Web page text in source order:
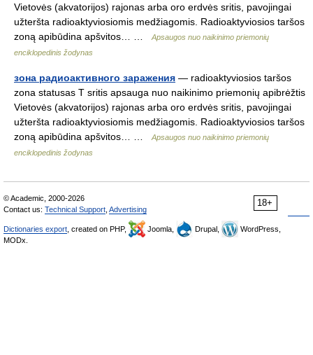
Vietovės (akvatorijos) rajonas arba oro erdvės sritis, pavojingai
užteršta radioaktyviosiomis medžiagomis. Radioaktyviosios taršos
zoną apibūdina apšvitos… …
Apsaugos nuo naikinimo priemonių
enciklopedinis žodynas
зона радиоактивного заражения — radioaktyviosios taršos
zona statusas T sritis apsauga nuo naikinimo priemonių apibrėžtis
Vietovės (akvatorijos) rajonas arba oro erdvės sritis, pavojingai
užteršta radioaktyviosiomis medžiagomis. Radioaktyviosios taršos
zoną apibūdina apšvitos… …
Apsaugos nuo naikinimo priemonių
enciklopedinis žodynas
18+
© Academic, 2000-2026
Contact us: Technical Support Advertising
Dictionaries export , created on PHP, Joomla, Drupal,
WordPress,
MODx.